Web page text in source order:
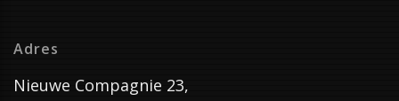
Adres
Nieuwe Compagnie 23,